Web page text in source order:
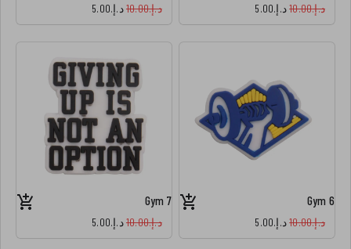
د.إ.‏10.00 د.إ.‏5.00 د.إ.‏10.00 د.إ.‏5.00
Gym 6
د.إ.‏10.00 د.إ.‏5.00
Gym 7
د.إ.‏10.00 د.إ.‏5.00